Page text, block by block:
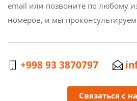
email или позвоните по любому
номеров, и мы проконсультируем
+998 93 3870797
Связаться с